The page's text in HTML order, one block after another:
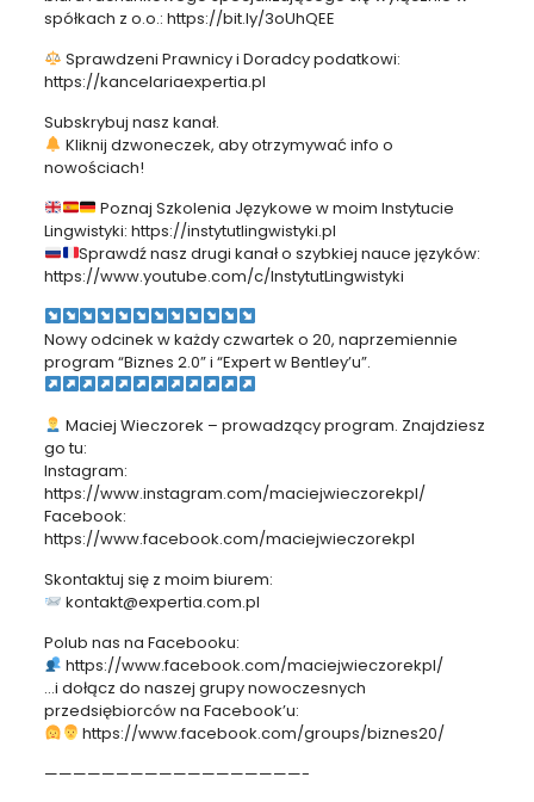
spółkach z o.o.: https://bit.ly/3oUhQEE
Sprawdzeni Prawnicy i Doradcy podatkowi:
https://kancelariaexpertia.pl
Subskrybuj nasz kanał.
Kliknij dzwoneczek, aby otrzymywać info o
nowościach!
Poznaj Szkolenia Językowe w moim Instytucie
Lingwistyki: https://instytutlingwistyki.pl
Sprawdź nasz drugi kanał o szybkiej nauce języków:
https://www.youtube.com/c/InstytutLingwistyki
Nowy odcinek w każdy czwartek o 20, naprzemiennie
program “Biznes 2.0” i “Expert w Bentley’u”.
Maciej Wieczorek – prowadzący program. Znajdziesz
go tu:
Instagram:
https://www.instagram.com/maciejwieczorekpl/
Facebook:
https://www.facebook.com/maciejwieczorekpl
Skontaktuj się z moim biurem:
kontakt@expertia.com.pl
Polub nas na Facebooku:
https://www.facebook.com/maciejwieczorekpl/
…i dołącz do naszej grupy nowoczesnych
przedsiębiorców na Facebook’u:
‍ https://www.facebook.com/groups/biznes20/
——————————————————-